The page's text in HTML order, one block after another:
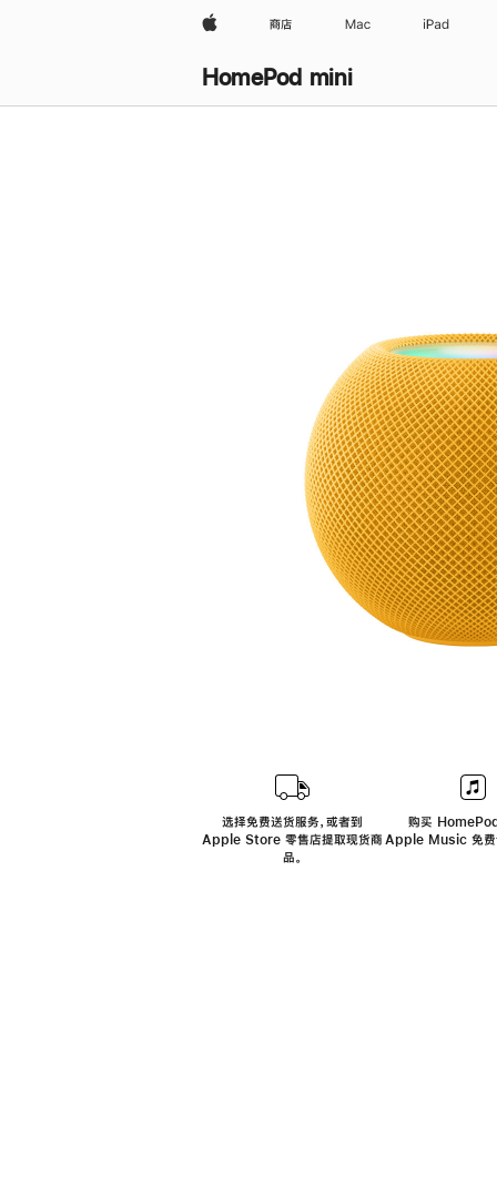
Apple 商店 Mac iPad
HomePod mini
选择免费送货服务，或者到
Apple Store 零售店提取现货商
品。
购买
Apple Music 免费